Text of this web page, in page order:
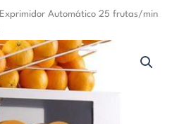
Exprimidor Automático 25 frutas/min